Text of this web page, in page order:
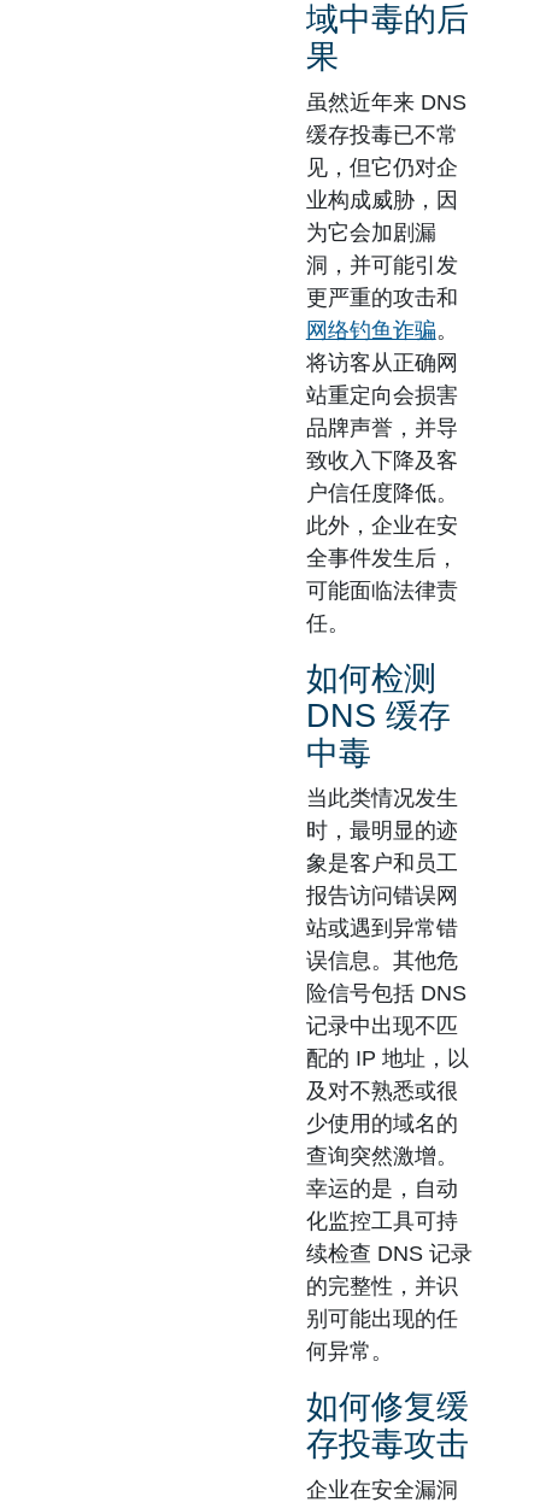
域中毒的后
果
虽然近年来 DNS
缓存投毒已不常
见，但它仍对企
业构成威胁，因
为它会加剧漏
洞，并可能引发
更严重的攻击和
网络钓鱼诈骗。
将访客从正确网
站重定向会损害
品牌声誉，并导
致收入下降及客
户信任度降低。
此外，企业在安
全事件发生后，
可能面临法律责
任。
如何检测
DNS 缓存
中毒
当此类情况发生
时，最明显的迹
象是客户和员工
报告访问错误网
站或遇到异常错
误信息。其他危
险信号包括 DNS
记录中出现不匹
配的 IP 地址，以
及对不熟悉或很
少使用的域名的
查询突然激增。
幸运的是，自动
化监控工具可持
续检查 DNS 记录
的完整性，并识
别可能出现的任
何异常。
如何修复缓
存投毒攻击
企业在安全漏洞